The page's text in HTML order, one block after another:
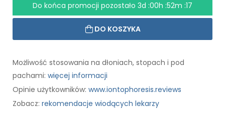
Do końca promocji pozostało 3d :00h :52m :17
DO KOSZYKA
Możliwość stosowania na dłoniach, stopach i pod
pachami: więcej informacji
Opinie użytkowników: www.iontophoresis.reviews
Zobacz: rekomendacje wiodących lekarzy